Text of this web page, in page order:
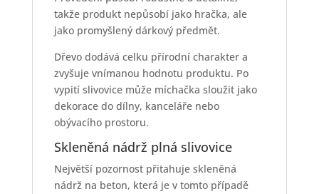
takže produkt nepůsobí jako hračka, ale
jako promyšlený dárkový předmět.
Dřevo dodává celku přírodní charakter a
zvyšuje vnímanou hodnotu produktu. Po
vypití slivovice může míchačka sloužit jako
dekorace do dílny, kanceláře nebo
obývacího prostoru.
Skleněná nádrž plná slivovice
Největší pozornost přitahuje skleněná
nádrž na beton, která je v tomto případě